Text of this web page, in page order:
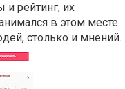
рейтинг, их
в этом месте.
столько и мнений.